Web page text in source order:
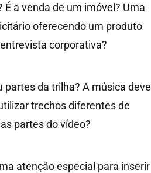
a venda de um imóvel? Uma
oferecendo um produto
corporativa?
da trilha? A música deve
trechos diferentes de
partes do vídeo?
atenção especial para inserir